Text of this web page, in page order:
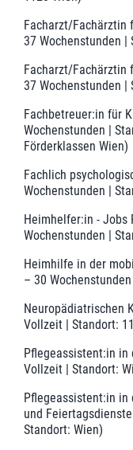
Facharzt/Fachärztin
37 Wochenstunden |
Facharzt/Fachärztin
37 Wochenstunden |
Fachbetreuer:in für
Wochenstunden |
Förderklassen Wien)
Fachlich
Wochenstunden |
Heimhelfer:in - Jobs
Wochenstunden |
Heimhilfe in der
– 30
Neuropädiatrischen
Vollzeit | Standort:
Pflegeassistent:in in
Vollzeit | Standort:
Pflegeassistent:in in
und
Standort: Wien)